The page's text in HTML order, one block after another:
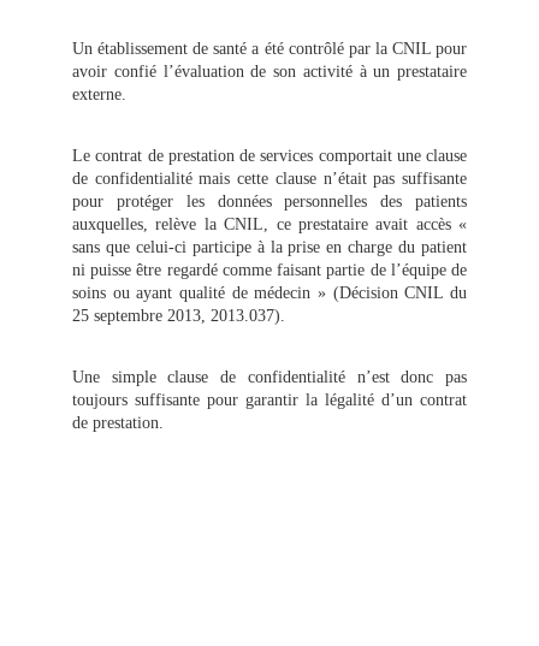
Un établissement de santé a été contrôlé par la CNIL pour
avoir confié l’évaluation de son activité à un prestataire
externe.
Le contrat de prestation de services comportait une clause
de confidentialité mais cette clause n’était pas suffisante
pour protéger les données personnelles des patients
auxquelles, relève la CNIL, ce prestataire avait accès «
sans que celui-ci participe à la prise en charge du patient
ni puisse être regardé comme faisant partie de l’équipe de
soins ou ayant qualité de médecin » (Décision CNIL du
25 septembre 2013, 2013.037).
Une simple clause de confidentialité n’est donc pas
toujours suffisante pour garantir la légalité d’un contrat
de prestation.